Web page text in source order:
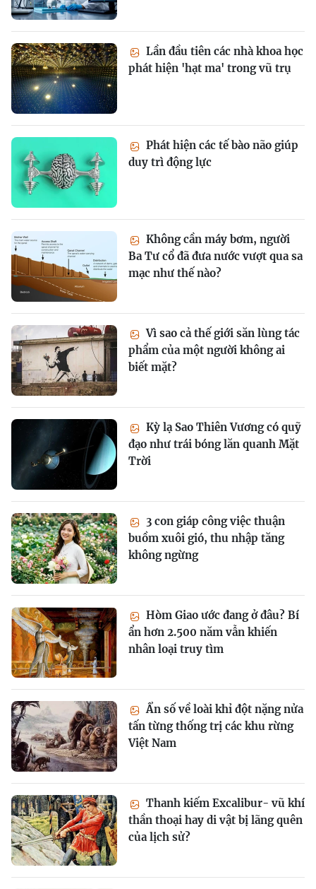
Lần đầu tiên các nhà khoa học
phát hiện 'hạt ma' trong vũ trụ
Phát hiện các tế bào não giúp
duy trì động lực
Không cần máy bơm, người
Ba Tư cổ đã đưa nước vượt qua sa
mạc như thế nào?
Vì sao cả thế giới săn lùng tác
phẩm của một người không ai
biết mặt?
Kỳ lạ Sao Thiên Vương có quỹ
đạo như trái bóng lăn quanh Mặt
Trời
3 con giáp công việc thuận
buồm xuôi gió, thu nhập tăng
không ngừng
Hòm Giao ước đang ở đâu? Bí
ẩn hơn 2.500 năm vẫn khiến
nhân loại truy tìm
Ẩn số về loài khỉ đột nặng nửa
tấn từng thống trị các khu rừng
Việt Nam
Thanh kiếm Excalibur- vũ khí
thần thoại hay di vật bị lãng quên
của lịch sử?